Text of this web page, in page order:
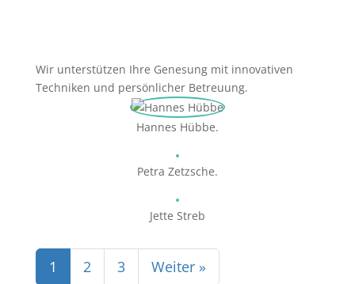
Wir unterstützen Ihre Genesung mit innovativen
Techniken und persönlicher Betreuung.
Hannes Hübbe.
Petra Zetzsche.
Jette Streb
1 2 3 Weiter »